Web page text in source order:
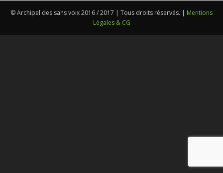
© Archipel des sans voix 2016 / 2017 | Tous droits réservés. | Mentions
Légales & CG